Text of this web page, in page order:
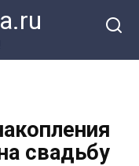
свадьбу